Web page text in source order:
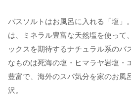
バスソルトはお風呂に入れる「塩」
は、ミネラル豊富な天然塩を使って
ックスを期待するナチュラル系のバ
なものは死海の塩・ヒマラヤ岩塩・
豊富で、海外のスパ気分を家のお風
沢。